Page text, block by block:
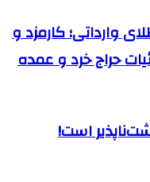
وارداتی؛ کارمزد و
حراج خرد و عمده
است!